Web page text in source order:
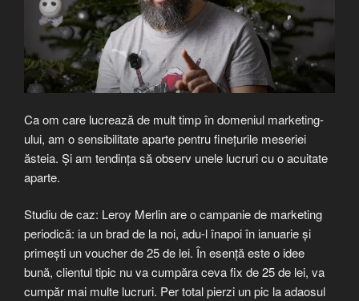
Ca om care lucrează de mult timp în domeniul marketing-
ului, am o sensibilitate aparte pentru finețurile meseriei
ăsteia. Și am tendința să observ unele lucruri cu o acuitate
aparte.
Studiu de caz: Leroy Merlin are o campanie de marketing
periodică: ia un brad de la noi, adu-l înapoi în ianuarie și
primești un voucher de 25 de lei. În esență este o idee
bună, clientul tipic nu va cumpăra ceva fix de 25 de lei, va
cumpăr mai multe lucruri. Per total pierzi un pic la adaosul